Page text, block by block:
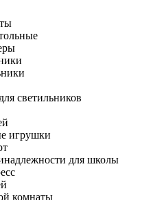
светильников
игрушки
для школы
комнаты